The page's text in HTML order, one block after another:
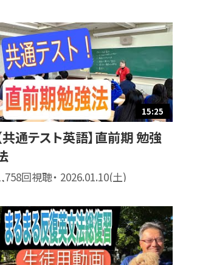
15:25
共通テスト英語】直前期 勉強
回視聴・ 2026.01.10(土)